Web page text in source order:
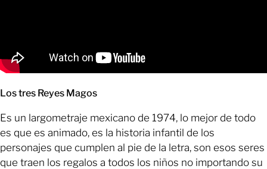
Los tres Reyes Magos
Es un largometraje mexicano de 1974, lo mejor de todo
es que es animado, es la historia infantil de los
personajes que cumplen al pie de la letra, son esos seres
que traen los regalos a todos los niños no importando su